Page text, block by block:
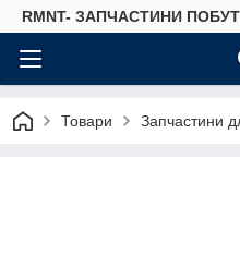
RMNT- ЗАПЧАСТИНИ
Товари Запчастини